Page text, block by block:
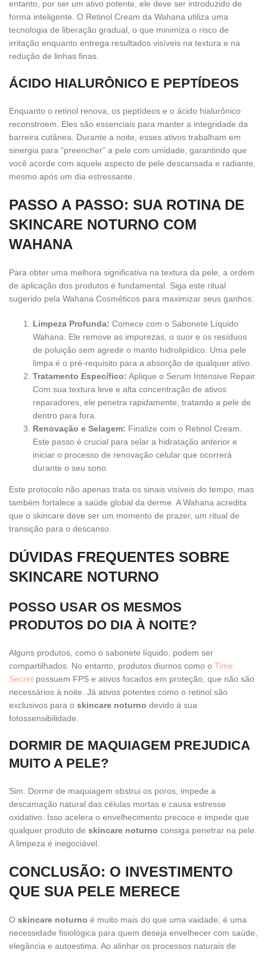
entanto, por ser um ativo potente, ele deve ser introduzido de
forma inteligente. O Retinol Cream da Wahana utiliza uma
tecnologia de liberação gradual, o que minimiza o risco de
irritação enquanto entrega resultados visíveis na textura e na
redução de linhas finas.
ÁCIDO HIALURÔNICO E PEPTÍDEOS
Enquanto o retinol renova, os peptídeos e o ácido hialurônico
reconstroem. Eles são essenciais para manter a integridade da
barreira cutânea. Durante a noite, esses ativos trabalham em
sinergia para “preencher” a pele com umidade, garantindo que
você acorde com aquele aspecto de pele descansada e radiante,
mesmo após um dia estressante.
PASSO A PASSO: SUA ROTINA DE
SKINCARE NOTURNO COM
WAHANA
Para obter uma melhora significativa na textura da pele, a ordem
de aplicação dos produtos é fundamental. Siga este ritual
sugerido pela Wahana Cosméticos para maximizar seus ganhos:
Limpeza Profunda: Comece com o Sabonete Líquido
Wahana. Ele remove as impurezas, o suor e os resíduos
de poluição sem agredir o manto hidrolipídico. Uma pele
limpa é o pré-requisito para a absorção de qualquer ativo.
Tratamento Específico: Aplique o Serum Intensive Repair.
Com sua textura leve e alta concentração de ativos
reparadores, ele penetra rapidamente, tratando a pele de
dentro para fora.
Renovação e Selagem: Finalize com o Retinol Cream.
Este passo é crucial para selar a hidratação anterior e
iniciar o processo de renovação celular que ocorrerá
durante o seu sono.
Este protocolo não apenas trata os sinais visíveis do tempo, mas
também fortalece a saúde global da derme. A Wahana acredita
que o skincare deve ser um momento de prazer, um ritual de
transição para o descanso.
DÚVIDAS FREQUENTES SOBRE
SKINCARE NOTURNO
POSSO USAR OS MESMOS
PRODUTOS DO DIA À NOITE?
Alguns produtos, como o sabonete líquido, podem ser
compartilhados. No entanto, produtos diurnos como o Time
Secret possuem FPS e ativos focados em proteção, que não são
necessários à noite. Já ativos potentes como o retinol são
exclusivos para o skincare noturno devido à sua
fotossensibilidade.
DORMIR DE MAQUIAGEM PREJUDICA
MUITO A PELE?
Sim. Dormir de maquiagem obstrui os poros, impede a
descamação natural das células mortas e causa estresse
oxidativo. Isso acelera o envelhecimento precoce e impede que
qualquer produto de skincare noturno consiga penetrar na pele.
A limpeza é inegociável.
CONCLUSÃO: O INVESTIMENTO
QUE SUA PELE MERECE
O skincare noturno é muito mais do que uma vaidade; é uma
necessidade fisiológica para quem deseja envelhecer com saúde,
elegância e autoestima. Ao alinhar os processos naturais de